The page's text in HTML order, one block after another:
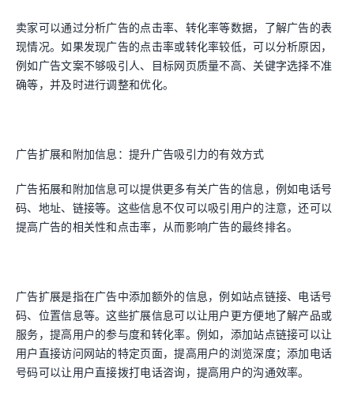
卖家可以通过分析广告的点击率、转化率等数据，了解广告的表
现情况。如果发现广告的点击率或转化率较低，可以分析原因，
例如广告文案不够吸引人、目标网页质量不高、关键字选择不准
确等，并及时进行调整和优化。
广告扩展和附加信息：提升广告吸引力的有效方式
广告拓展和附加信息可以提供更多有关广告的信息，例如电话号
码、地址、链接等。这些信息不仅可以吸引用户的注意，还可以
提高广告的相关性和点击率，从而影响广告的最终排名。
广告扩展是指在广告中添加额外的信息，例如站点链接、电话号
码、位置信息等。这些扩展信息可以让用户更方便地了解产品或
服务，提高用户的参与度和转化率。例如，添加站点链接可以让
用户直接访问网站的特定页面，提高用户的浏览深度；添加电话
号码可以让用户直接拨打电话咨询，提高用户的沟通效率。